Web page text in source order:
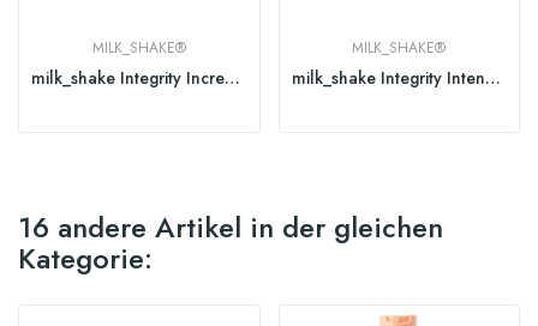
MILK_SHAKE®
milk_shake Integrity Incredible Oil 50ml
MILK_SHAKE®
milk_shake Integrity Intensive Treatment
16 andere Artikel in der gleichen
Kategorie: